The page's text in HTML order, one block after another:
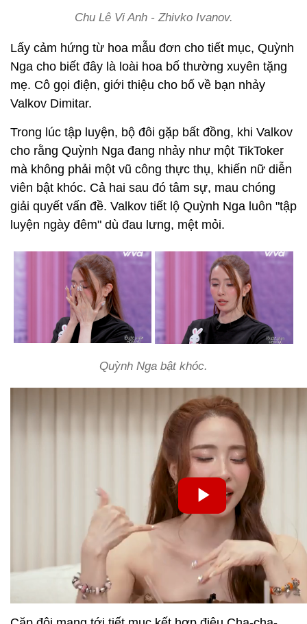
Chu Lê Vi Anh - Zhivko Ivanov.
Lấy cảm hứng từ hoa mẫu đơn cho tiết mục, Quỳnh
Nga cho biết đây là loài hoa bố thường xuyên tặng
mẹ. Cô gọi điện, giới thiệu cho bố về bạn nhảy
Valkov Dimitar.
Trong lúc tập luyện, bộ đôi gặp bất đồng, khi Valkov
cho rằng Quỳnh Nga đang nhảy như một TikToker
mà không phải một vũ công thực thụ, khiến nữ diễn
viên bật khóc. Cả hai sau đó tâm sự, mau chóng
giải quyết vấn đề. Valkov tiết lộ Quỳnh Nga luôn "tập
luyện ngày đêm" dù đau lưng, mệt mỏi.
Quỳnh Nga bật khóc.